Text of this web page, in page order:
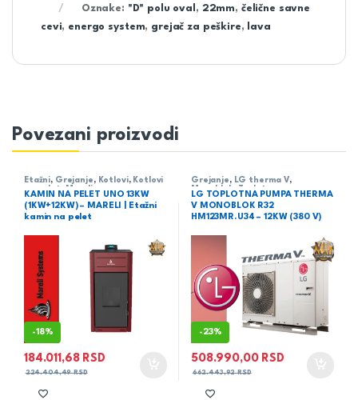
Oznake: "D" polu oval , 22mm, čelične savne
cevi, energo system, grejač za peškire, lava
Povezani proizvodi
Etažni, Grejanje , Kotlovi, Kotlovi
na pelet, Mareli
KAMIN NA PELET UNO 13KW
(1KW+12KW) – MARELI | Etažni
kamin na pelet
-18%
184.011,68 RSD
224.404,49RSD
Grejanje , LG therma V,
Monoblok, Toplotne pumpe
LG TOPLOTNA PUMPA THERMA
V MONOBLOK R32
HM123MR.U34 – 12KW (380 V)
-23%
508.990,00 RSD
662.443,92RSD